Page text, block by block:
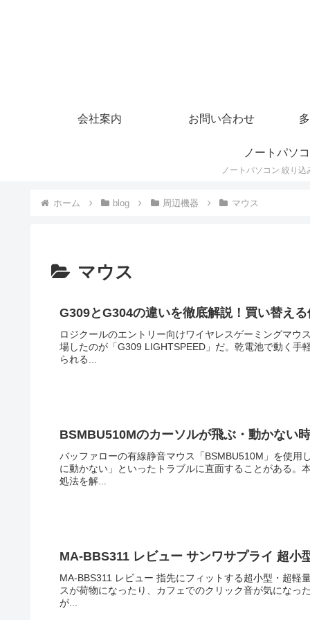
会社案内 お問い合わせ
ノートパソ
ホーム blog 周辺機器 マウス
マウス
G309とG304の違いを徹底解説！買い替える
ロジクールのエントリー向けワイヤレスゲーミングマウ
場したのが「G309 LIGHTSPEED」だ。乾電池で動く手
られる...
BSMBU510Mのカーソルが飛ぶ・動かない
バッファローの有線静音マウス「BSMBU510M」を使用
に動かない」といったトラブルに直面することがある。
処法を解...
MA-BBS311 レビュー サンワサプライ 超
MA-BBS311 レビュー 指先にフィットする超小型・超軽
スが荷物になったり、カフェでのクリック音が気にな
が...